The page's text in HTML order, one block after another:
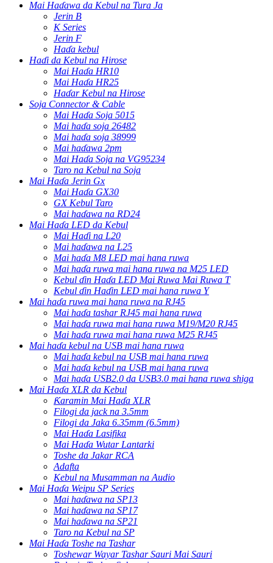
Mai Haɗawa da Kebul na Tura Ja
Jerin B
K Series
Jerin F
Haɗa kebul
Haɗi da Kebul na Hirose
Mai Haɗa HR10
Mai Haɗa HR25
Haɗar Kebul na Hirose
Soja Connector & Cable
Mai Haɗa Soja 5015
Mai haɗa soja 26482
Mai haɗa soja 38999
Mai haɗawa 2pm
Mai Haɗa Soja na VG95234
Taro na Kebul na Soja
Mai Haɗa Jerin Gx
Mai Haɗa GX30
GX Kebul Taro
Mai haɗawa na RD24
Mai Haɗa LED da Kebul
Mai Haɗi na L20
Mai haɗawa na L25
Mai haɗa M8 LED mai hana ruwa
Mai haɗa ruwa mai hana ruwa na M25 LED
Kebul ɗin Haɗa LED Mai Ruwa Mai Ruwa T
Kebul ɗin Haɗin LED mai hana ruwa Y
Mai haɗa ruwa mai hana ruwa na RJ45
Mai haɗa tashar RJ45 mai hana ruwa
Mai haɗa ruwa mai hana ruwa M19/M20 RJ45
Mai haɗa ruwa mai hana ruwa M25 RJ45
Mai haɗa kebul na USB mai hana ruwa
Mai haɗa kebul na USB mai hana ruwa
Mai haɗa kebul na USB mai hana ruwa
Mai haɗa USB2.0 da USB3.0 mai hana ruwa shiga
Mai Haɗa XLR da Kebul
Ƙaramin Mai Haɗa XLR
Filogi da jack na 3.5mm
Filogi da Jaka 6.35mm (6.5mm)
Mai Haɗa Lasifika
Mai Haɗa Wutar Lantarki
Toshe da Jakar RCA
Adafta
Kebul na Musamman na Audio
Mai Haɗa Weipu SP Series
Mai haɗawa na SP13
Mai haɗawa na SP17
Mai haɗawa na SP21
Taro na Kebul na SP
Mai Haɗa Toshe na Tashar
Toshewar Wayar Tashar Sauri Mai Sauri